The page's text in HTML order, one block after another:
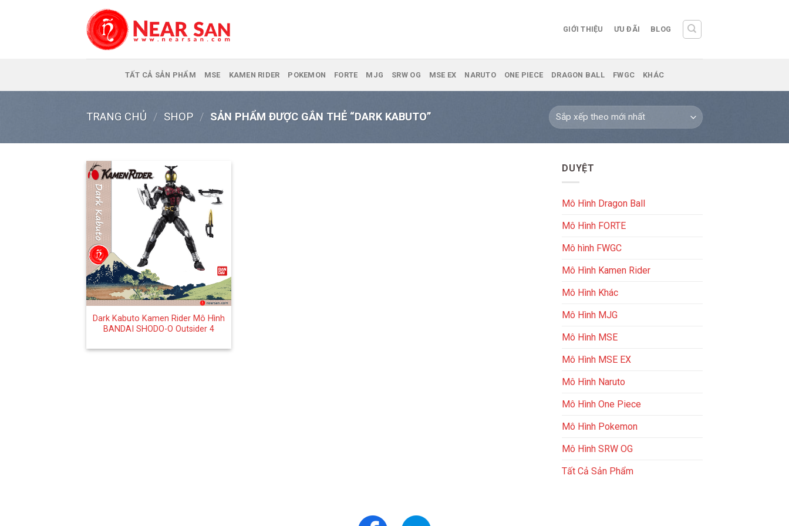
GIỚI THIỆU ƯU ĐÃI BLOG
TẤT CẢ SẢN PHẨM MSE KAMEN RIDER POKEMON FORTE MJG SRW OG MSE EX NARUTO ONE PIECE DRAGON BALL FWGC KHÁC
TRANG CHỦ / SHOP / SẢN PHẨM ĐƯỢC GẮN THẺ “DARK KABUTO”
+
Dark Kabuto Kamen Rider Mô Hình
BANDAI SHODO-O Outsider 4
DUYỆT
Mô Hình Dragon Ball
Mô Hình FORTE
Mô hình FWGC
Mô Hình Kamen Rider
Mô Hình Khác
Mô Hình MJG
Mô Hình MSE
Mô Hình MSE EX
Mô Hình Naruto
Mô Hình One Piece
Mô Hình Pokemon
Mô Hình SRW OG
Tất Cả Sản Phẩm